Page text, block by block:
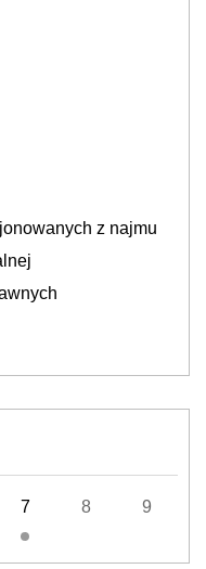
z najmu
7 8 9